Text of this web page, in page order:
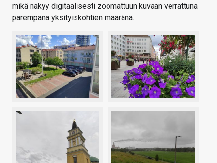
mikä näkyy digitaalisesti zoomattuun kuvaan verrattuna
parempana yksityiskohtien määränä.